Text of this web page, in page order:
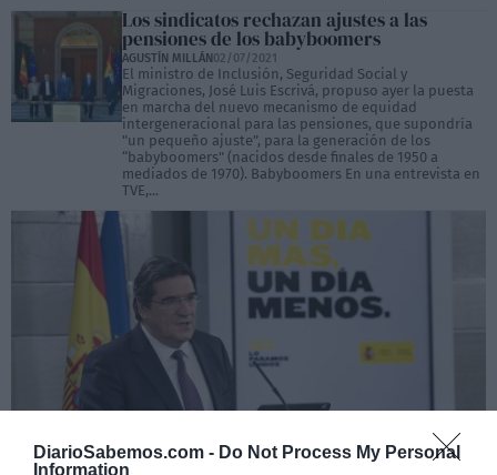
DiarioSabemos.com - Do Not Process My Personal
Information
Los sindicatos rechazan ajustes a las
pensiones de los babyboomers
AGUSTÍN MILLÁN02/07/2021
El ministro de Inclusión, Seguridad Social y
Migraciones, José Luis Escrivá, propuso ayer la puesta
en marcha del nuevo mecanismo de equidad
intergeneracional para las pensiones, que supondría
"un pequeño ajuste”, para la generación de los
“babyboomers" (nacidos desde finales de 1950 a
mediados de 1970). Babyboomers En una entrevista en
TVE,...